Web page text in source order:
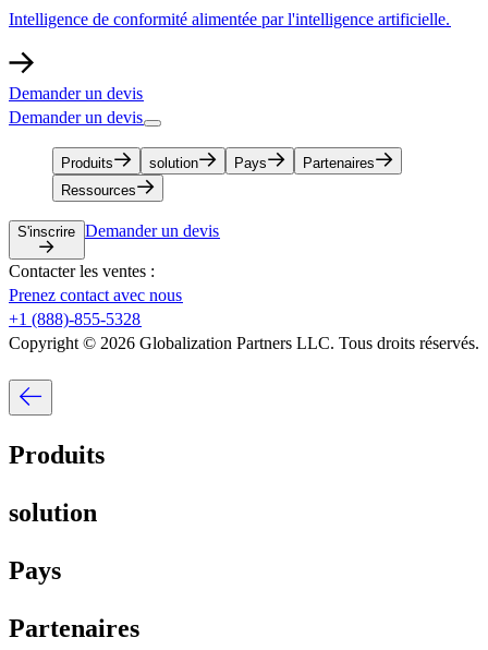
Intelligence de conformité alimentée par l'intelligence artificielle.​​
Demander un devis​​
Demander un devis​​
Produits​​ solution​​ Pays​​
Partenaires​​
Ressources​​
S'inscrire​​ Demander un devis​​
Contacter les ventes :​​
Prenez contact avec nous​​
+1 (888)-855-5328​​
Copyright © 2026 Globalization Partners LLC. Tous droits réservés.​​
Produits​​
solution​​
Pays​​
Partenaires​​